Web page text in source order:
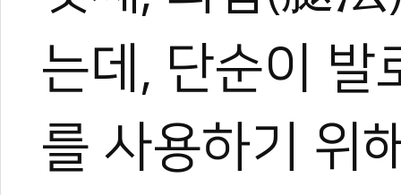
는데, 단순이 발
를 사용하기 위
0 0